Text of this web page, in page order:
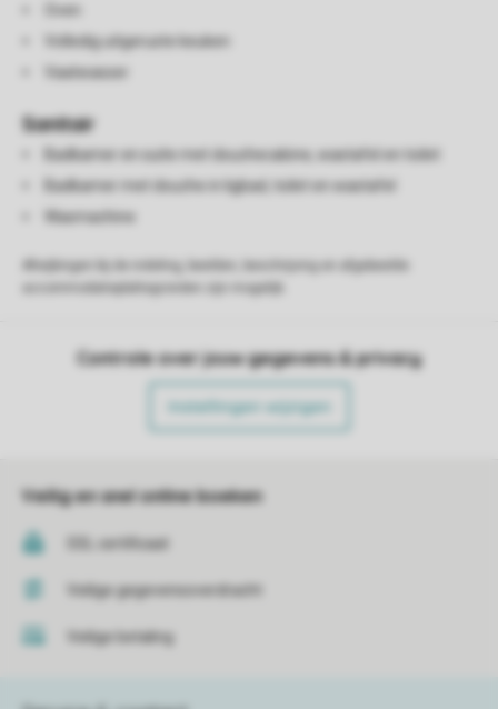
Oven
Volledig uitgeruste keuken
Vaatwasser
Sanitair
Badkamer en suite met douchecabine, wastafel en toilet
Badkamer met douche in ligbad, toilet en wastafel
Wasmachine
Controle over jouw gegevens & privacy
Instellingen wijzigen
Veilig en snel online boeken
SSL certificaat
Veilige gegevensoverdracht
Veilige betaling